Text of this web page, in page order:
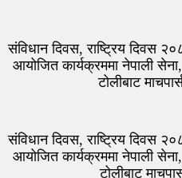
संविधान दिवस, राष्ट्रिय दिवस
आयोजित कार्यक्रममा नेपाली
टोलीबाट
संविधान दिवस, राष्ट्रिय दिवस
आयोजित कार्यक्रममा नेपाली
टोलीबाट